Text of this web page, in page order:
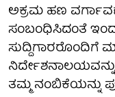
ಅಕ್ರಮ ಹಣ ವರ್ಗಾವಣೆ
ಸಂಬಂಧಿಸಿದಂತೆ
ಸುದ್ದಿಗಾರರೊಂದಿಗೆ
ತಮ್ಮ ನಂಬಿಕೆಯನ್ನು